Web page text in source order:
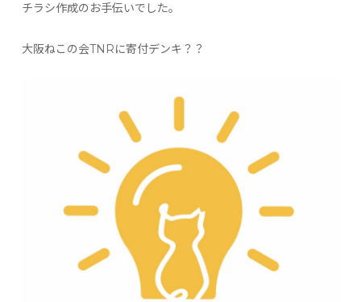
チラシ作成のお手伝いでした。
大阪ねこの会TNRに寄付デンキ？？